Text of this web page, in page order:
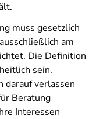
muss gesetzlich
am
Die Definition
sein.
darauf verlassen
Beratung
Interessen